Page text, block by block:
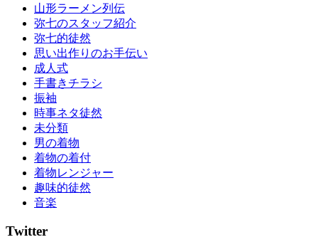
山形ラーメン列伝
弥七のスタッフ紹介
弥七的徒然
思い出作りのお手伝い
成人式
手書きチラシ
振袖
時事ネタ徒然
未分類
男の着物
着物の着付
着物レンジャー
趣味的徒然
音楽
Twitter